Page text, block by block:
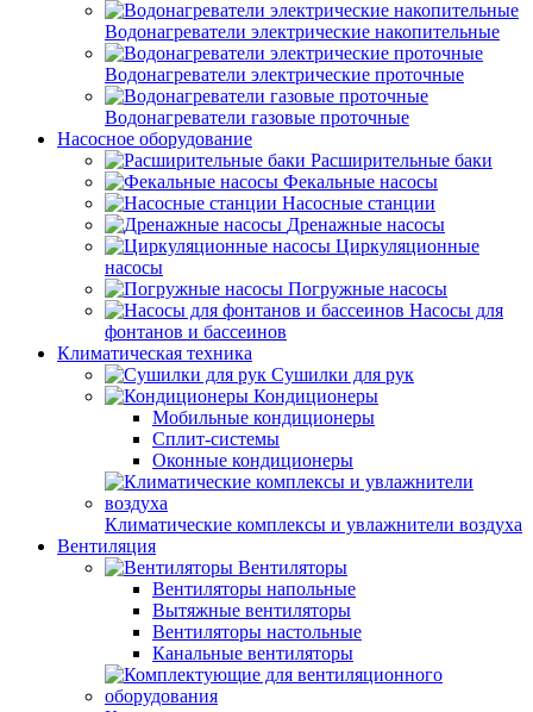
Водонагреватели электрические накопительные
Водонагреватели электрические проточные
Водонагреватели газовые проточные
Насосное оборудование
Расширительные баки
Фекальные насосы
Насосные станции
Дренажные насосы
Циркуляционные
насосы
Погружные насосы
Насосы для
фонтанов и бассеинов
Климатическая техника
Сушилки для рук
Кондиционеры
Мобильные кондиционеры
Сплит-системы
Оконные кондиционеры
Климатические комплексы и увлажнители воздуха
Вентиляция
Вентиляторы
Вентиляторы напольные
Вытяжные вентиляторы
Вентиляторы настольные
Канальные вентиляторы